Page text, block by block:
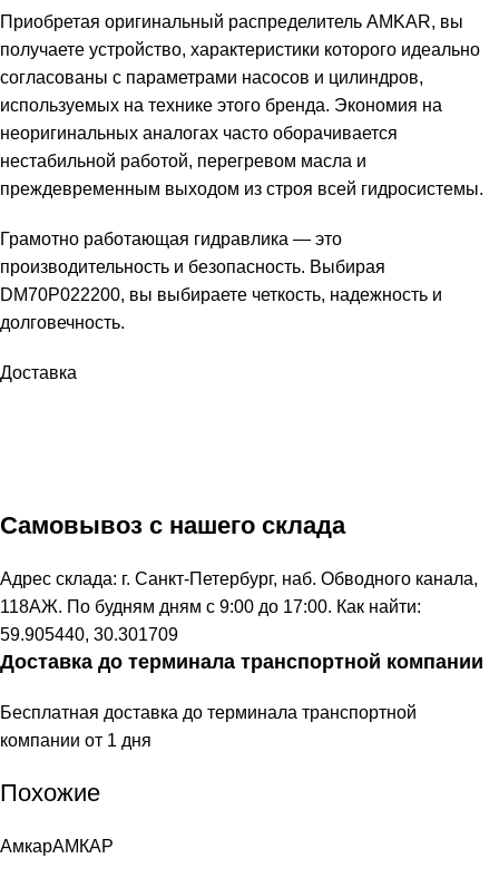
Приобретая оригинальный распределитель AMKAR, вы
получаете устройство, характеристики которого идеально
согласованы с параметрами насосов и цилиндров,
используемых на технике этого бренда. Экономия на
неоригинальных аналогах часто оборачивается
нестабильной работой, перегревом масла и
преждевременным выходом из строя всей гидросистемы.
Грамотно работающая гидравлика — это
производительность и безопасность. Выбирая
DM70P022200, вы выбираете четкость, надежность и
долговечность.
Доставка
Самовывоз с нашего склада
Адрес склада: г. Санкт-Петербург, наб. Обводного канала,
118АЖ. По будням дням с 9:00 до 17:00. Как найти:
59.905440, 30.301709
Доставка до терминала транспортной компании
Бесплатная доставка до терминала транспортной
компании от 1 дня
Похожие
АмкарАМКАР